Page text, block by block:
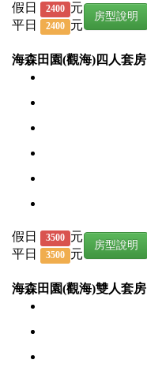
假日 2400 元
平日
2400 元
房型說明
海森田園(觀海)四人套房
假日 3500 元
平日
3500 元
房型說明
海森田園(觀海)雙人套房